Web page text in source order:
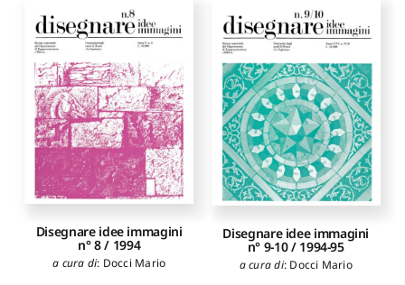
Disegnare idee immagini
n° 8 / 1994
a cura di: Docci Mario
Disegnare idee immagini
n° 9-10 / 1994-95
a cura di: Docci Mario